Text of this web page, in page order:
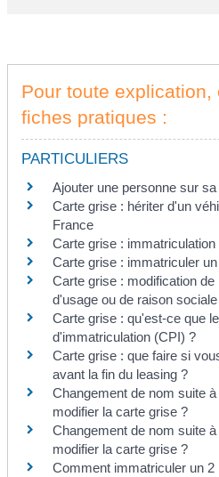
Pour toute explication,
fiches pratiques :
PARTICULIERS
Ajouter une personne sur
Carte grise : hériter d'un
France
Carte grise :
Carte grise : immatriculer
Carte grise : modification
d'usage ou de raison sociale
Carte grise : qu'est-ce que
d'immatriculation (CPI) ?
Carte grise : que faire si
avant la fin du leasing ?
Changement de nom suite
modifier la carte grise ?
Changement de nom suite
modifier la carte grise ?
Comment immatriculer un 2